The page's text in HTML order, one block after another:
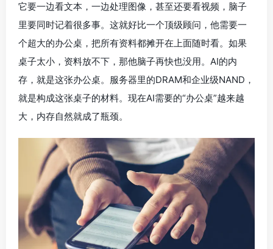
它要一边看文本，一边处理图像，甚至还要看视频，脑子
里要同时记着很多事。这就好比一个顶级顾问，他需要一
个超大的办公桌，把所有资料都摊开在上面随时看。如果
桌子太小，资料放不下，那他脑子再快也没用。AI的内
存，就是这张办公桌。服务器里的DRAM和企业级NAND，
就是构成这张桌子的材料。现在AI需要的“办公桌”越来越
大，内存自然就成了瓶颈。